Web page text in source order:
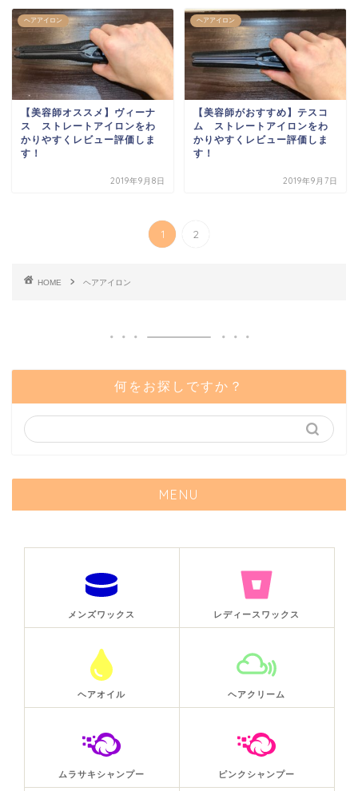
ヘアアイロン
【美容師オススメ】ヴィーナ
ス ストレートアイロンをわ
かりやすくレビュー評価しま
す！
2019年9月8日
ヘアアイロン
【美容師がおすすめ】テスコ
ム ストレートアイロンをわ
かりやすくレビュー評価しま
す！
2019年9月7日
1 2
HOME ヘアアイロン
何をお探しですか？
MENU
メンズワックス レディースワックス
ヘアオイル ヘアクリーム
ムラサキシャンプー ピンクシャンプー